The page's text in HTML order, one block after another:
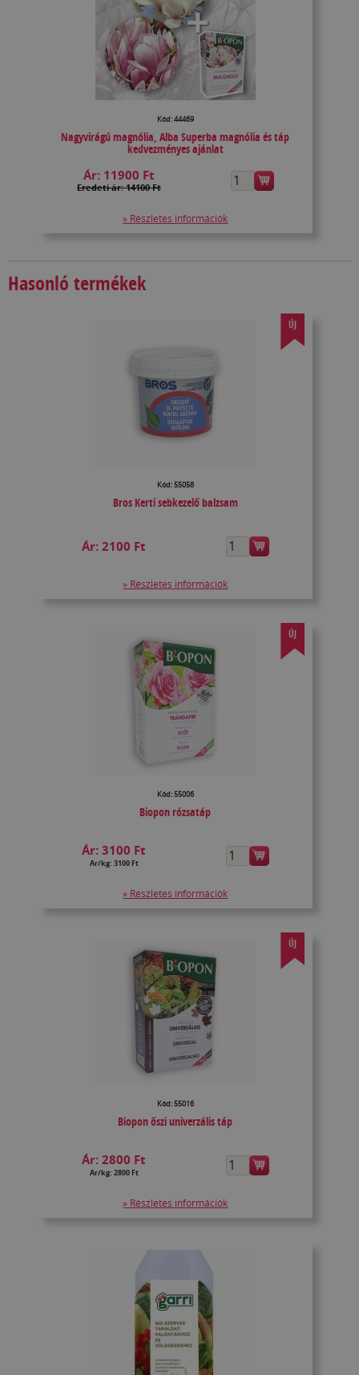
Kód: 44469
Nagyvirágú magnólia, Alba Superba magnólia és táp
kedvezményes ajánlat
Ár: 11900 Ft
Eredeti ár: 14100 Ft
» Részletes információk
Hasonló termékek
ÚJ
Kód: 55058
Bros Kerti sebkezelő balzsam
Ár:2100 Ft
» Részletes információk
ÚJ
Kód: 55006
Biopon rózsatáp
Ár:3100 Ft
Ár/kg: 3100 Ft
» Részletes információk
ÚJ
Kód: 55016
Biopon őszi univerzális táp
Ár:2800 Ft
Ár/kg: 2800 Ft
» Részletes információk